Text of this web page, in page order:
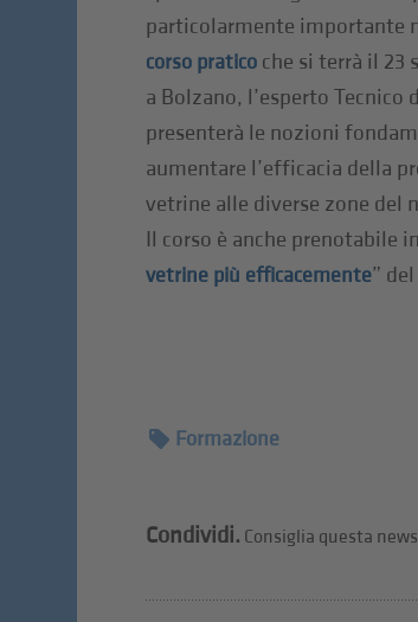
particolarmente importante
corso praticoche si terrà il 23
a Bolzano, l’esperto
presenterà le nozioni
aumentare l’efficacia della
vetrine alle diverse zone del
Il corso è anche prenotabile
vetrine più efficacemente”
Formazione
Condividi. Consiglia questa